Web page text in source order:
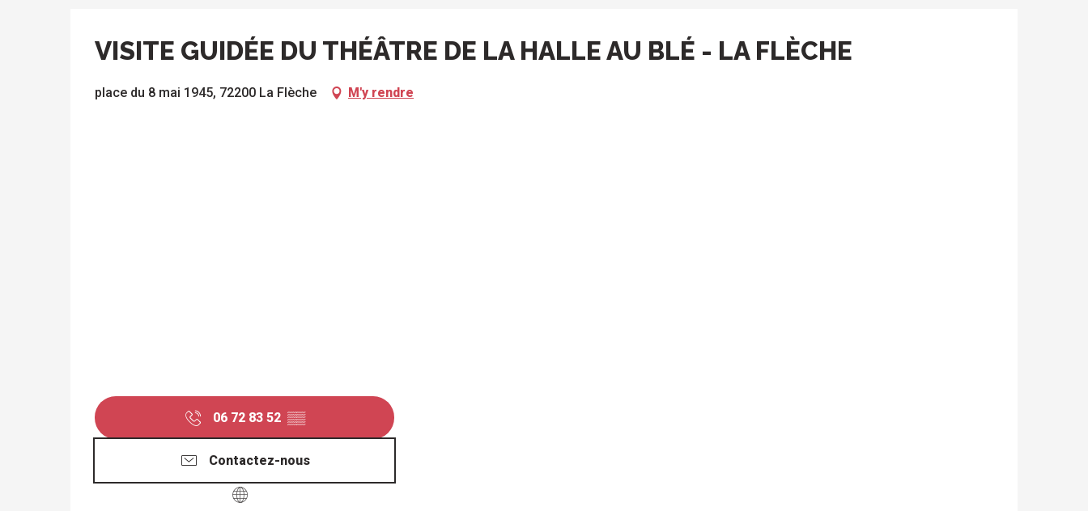
VISITE GUIDÉE DU THÉÂTRE DE LA HALLE AU BLÉ - LA FLÈCHE
place du 8 mai 1945, 72200 La Flèche M'y rendre
06 72 83 52 ▒▒
Contactez-nous